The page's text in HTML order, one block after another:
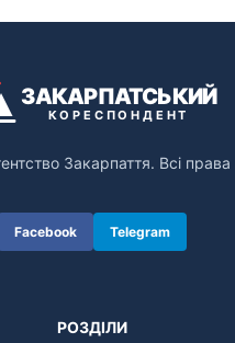
ЗАКАРПАТСЬКИЙ
КОРЕСПОНДЕНТ
Закарпаття. Всі права
Facebook Telegram
РОЗДІЛИ